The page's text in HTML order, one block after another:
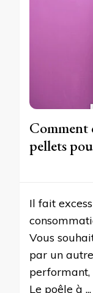
Comment
pellets
Il fait
Vous
par un
performant,
Le poêle à ...